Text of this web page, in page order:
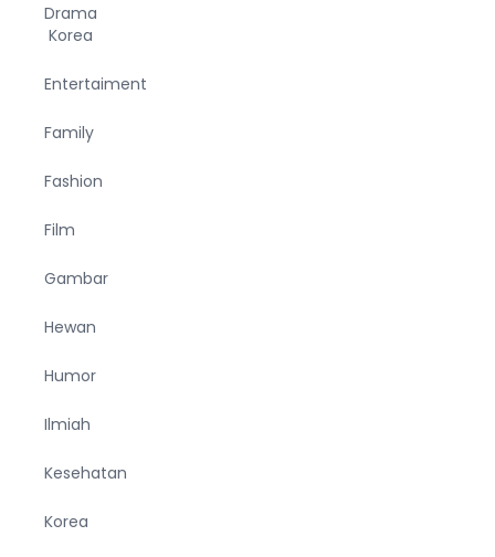
Drama
Korea
Entertaiment
Family
Fashion
Film
Gambar
Hewan
Humor
Ilmiah
Kesehatan
Korea